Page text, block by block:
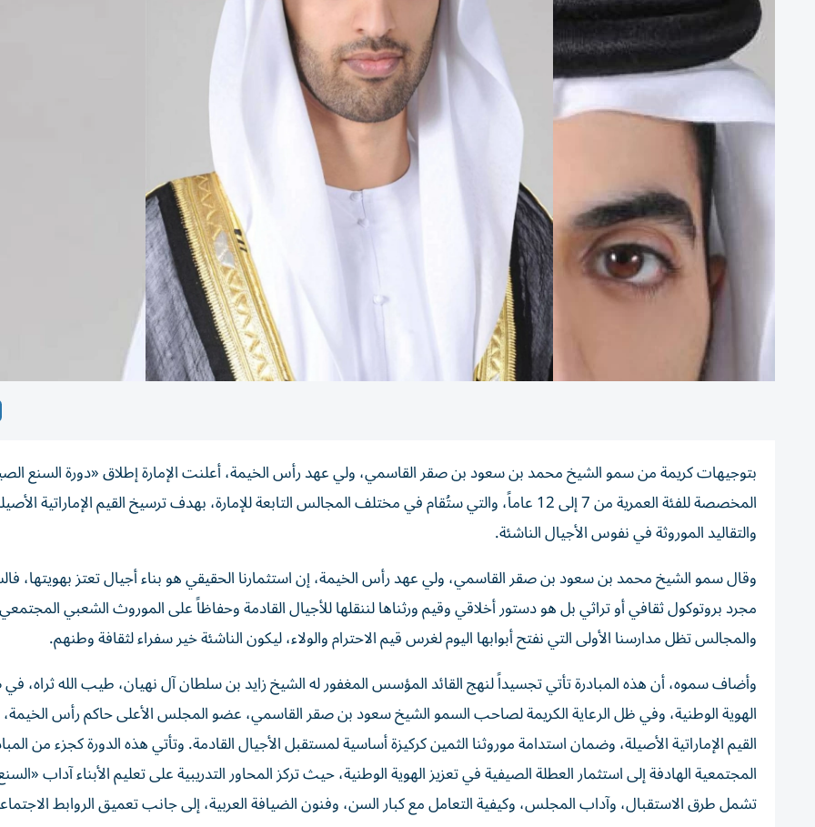
بتوجيهات كريمة من سمو الشيخ محمد بن سعود بن صقر القاسمي، ولي عهد رأس الخيمة، أعلنت الإمارة إطلاق «دورة السنع
المخصصة للفئة العمرية من 7 إلى 12 عاماً، والتي ستُقام في مختلف المجالس التابعة للإمارة، بهدف ترسيخ القيم الإماراتية
والتقاليد الموروثة في نفوس الأجيال الناشئة.
وقال سمو الشيخ محمد بن سعود بن صقر القاسمي، ولي عهد رأس الخيمة، إن استثمارنا الحقيقي هو بناء أجيال تعتز بهويتها،
مجرد بروتوكول ثقافي أو تراثي بل هو دستور أخلاقي وقيم ورثناها لننقلها للأجيال القادمة وحفاظاً على الموروث الشعبي
والمجالس تظل مدارسنا الأولى التي نفتح أبوابها اليوم لغرس قيم الاحترام والولاء، ليكون الناشئة خير سفراء لثقافة وطنهم.
وأضاف سموه، أن هذه المبادرة تأتي تجسيداً لنهج القائد المؤسس المغفور له الشيخ زايد بن سلطان آل نهيان، طيب الله ثراه،
الهوية الوطنية، وفي ظل الرعاية الكريمة لصاحب السمو الشيخ سعود بن صقر القاسمي، عضو المجلس الأعلى حاكم رأس
القيم الإماراتية الأصيلة، وضمان استدامة موروثنا الثمين كركيزة أساسية لمستقبل الأجيال القادمة. وتأتي هذه الدورة كجزء من
المجتمعية الهادفة إلى استثمار العطلة الصيفية في تعزيز الهوية الوطنية، حيث تركز المحاور التدريبية على تعليم الأبناء آداب
تشمل طرق الاستقبال، وآداب المجلس، وكيفية التعامل مع كبار السن، وفنون الضيافة العربية، إلى جانب تعميق الروابط